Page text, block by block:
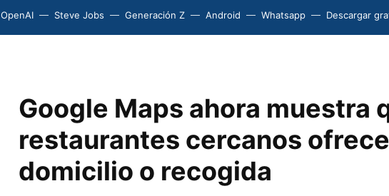
OpenAI Steve Jobs Generación Z Android Whatsapp Descargar
Google Maps ahora muestra
restaurantes cercanos
domicilio o recogida